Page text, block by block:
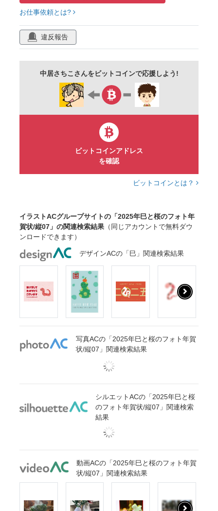
かわいい ほんわか 華やか 和風
和 金 透過
フリー素材 商用フリー
お仕事依頼とは?
違反報告
中居さちこさんをビットコインで応援しよう!
ビットコインアドレス
を確認
ビットコインとは？
イラストACグループサイトの「2025年巳と桜のフォト年
賀状/縦07」の関連検索結果 （同じアカウントで無料ダウ
ンロードできます）
デザインACの「巳」関連検索結果
写真ACの「2025年巳と桜のフォト年賀
状/縦07」関連検索結果
シルエットACの「2025年巳と桜
のフォト年賀状/縦07」関連検索
結果
動画ACの「2025年巳と桜のフォト年賀
状/縦07」関連検索結果